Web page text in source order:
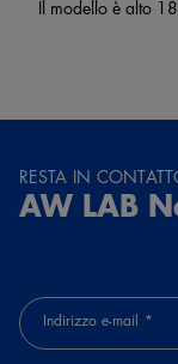
Il modello è alto
RESTA IN
AW LAB
Indirizzo e-mail